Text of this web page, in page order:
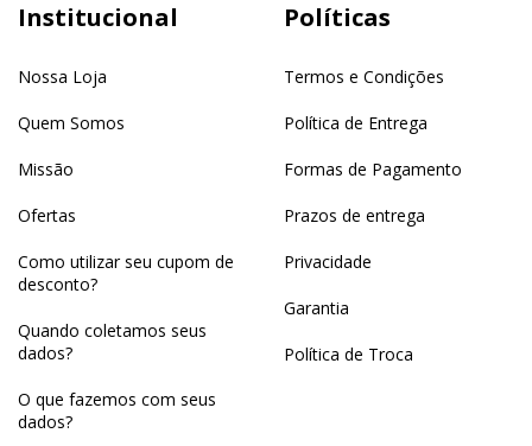
Institucional
Nossa Loja
Quem Somos
Missão
Ofertas
Como utilizar seu cupom de
desconto?
Quando coletamos seus
dados?
O que fazemos com seus
dados?
Políticas
Termos e Condições
Política de Entrega
Formas de Pagamento
Prazos de entrega
Privacidade
Garantia
Política de Troca